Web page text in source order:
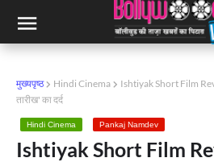
मुख्यपृष्ठ Hindi Cinema
Ishtiyak Short Film
तारीख' का दर्द
Hindi Cinema Pankaj Namdev
Ishtiyak Short Film